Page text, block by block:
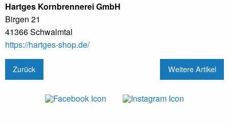
Hartges Kornbrennerei GmbH
Birgen 21
41366 Schwalmtal
https://hartges-shop.de/
Zurück Weitere Artikel